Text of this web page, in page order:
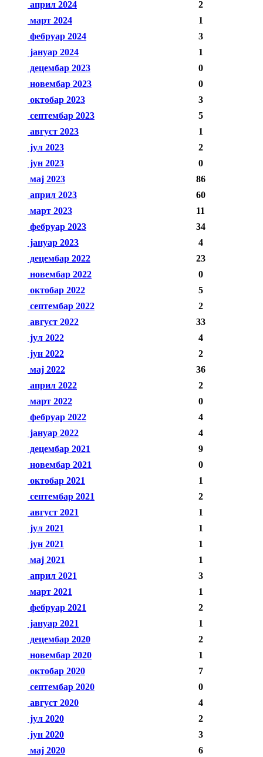
април 2024
2
март 2024
1
фебруар 2024
3
јануар 2024
1
децембар 2023
0
новембар 2023
0
октобар 2023
3
септембар 2023
5
август 2023
1
јул 2023
2
јун 2023
0
мај 2023
86
април 2023
60
март 2023
11
фебруар 2023
34
јануар 2023
4
децембар 2022
23
новембар 2022
0
октобар 2022
5
септембар 2022
2
август 2022
33
јул 2022
4
јун 2022
2
мај 2022
36
април 2022
2
март 2022
0
фебруар 2022
4
јануар 2022
4
децембар 2021
9
новембар 2021
0
октобар 2021
1
септембар 2021
2
август 2021
1
јул 2021
1
јун 2021
1
мај 2021
1
април 2021
3
март 2021
1
фебруар 2021
2
јануар 2021
1
децембар 2020
2
новембар 2020
1
октобар 2020
7
септембар 2020
0
август 2020
4
јул 2020
2
јун 2020
3
мај 2020
6